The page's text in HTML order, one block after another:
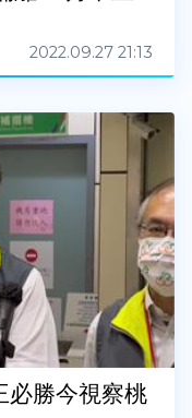
2022.09.27 21:13
勝今視察桃